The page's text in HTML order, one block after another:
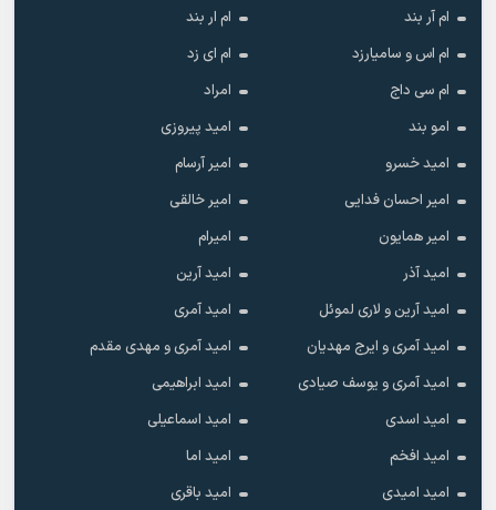
ام آر بند
ام ار بند
ام اس و سامیارزد
ام ای زد
ام سی داج
امراد
امو بند
امید پیروزی
امید خسرو
امیر آرسام
امیر احسان فدایی
امیر خالقى
امیر همایون
امیرام
امید آذر
امید آرین
امید آرین و لاری لموئل
امید آمری
امید آمری و ایرج مهدیان
امید آمری و مهدی مقدم
امید آمری و یوسف صیادی
امید ابراهیمی
امید اسدی
امید اسماعیلی
امید افخم
امید اما
امید امیدی
امید باقری